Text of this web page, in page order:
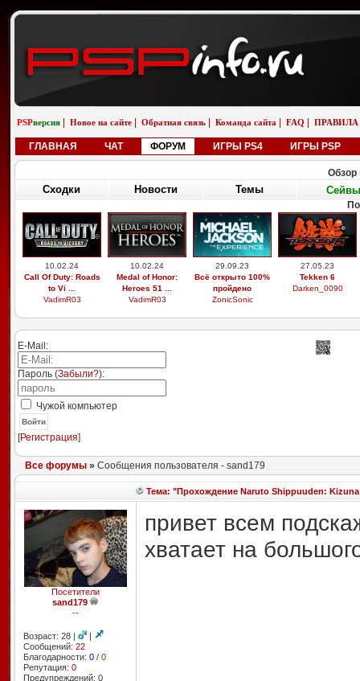
PSPверсия Новое на сайте Обратная связь Команда сайта FAQ ПРАВИЛА
ГЛАВНАЯ ЧАТ ФОРУМ ИГРЫ PS4 ИГРЫ PSP
Обзор
Сходки Новости Темы Сейвы
10.02.24
Call Of Duty: Roads
to Vi ...
VadimR03
10.02.24
Medal of Honor:
Heroes 51 ...
VadimR03
29.09.23
Всё открыто 100%
пройдено
ZonicSonic
27.05.23
Tekken 6
Darken_0090
E-Mail:
Пароль (Забыли?):
Чужой компьютер
Войти
[Регистрация]
Все форумы» Сообщения пользователя - sand179
Тема: "Прохождение Naruto Shippuuden: Kizuna
Посетители
sand179
--
Возраст: 28 |
|
Сообщений: 22
Благодарности: 0/ 0
Репутация: 0
Предупреждений: 0
привет всем
хватает на